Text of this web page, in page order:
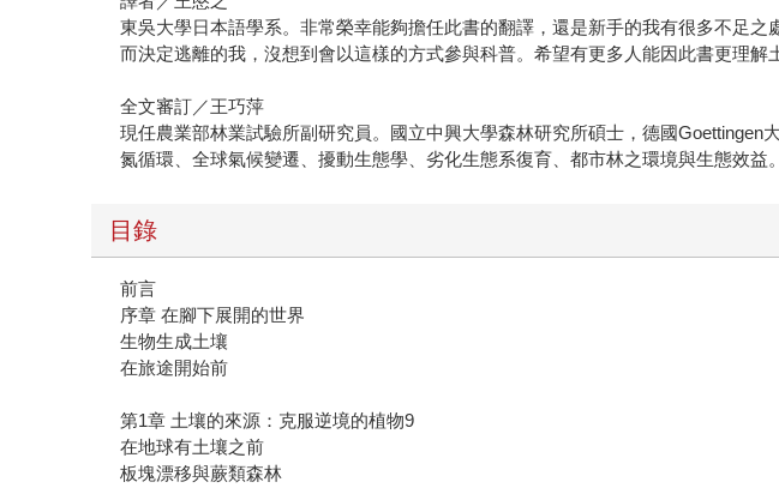
東吳大學日本語學系。非常榮幸能夠擔任此書的翻譯，還是新手的我有很多不足
而決定逃離的我，沒想到會以這樣的方式參與科普。希望有更多人能因此書更理解
全文審訂／王巧萍
現任農業部林業試驗所副研究員。國立中興大學森林研究所碩士，德國
氮循環、全球氣候變遷、擾動生態學、劣化生態系復育、都市林之環境與生態效益。
目錄
前言
序章 在腳下展開的世界
生物生成土壤
在旅途開始前
第1章 土壤的來源：克服逆境的植物9
在地球有土壤之前
板塊漂移與蕨類森林